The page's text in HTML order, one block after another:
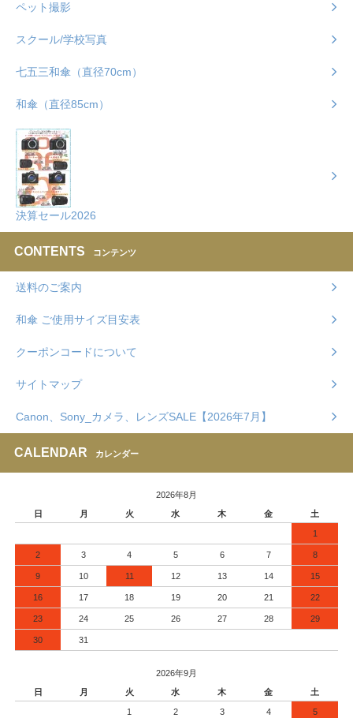
ペット撮影
スクール/学校写真
七五三和傘（直径70cm）
和傘（直径85cm）
決算セール2026
CONTENTS コンテンツ
送料のご案内
和傘 ご使用サイズ目安表
クーポンコードについて
サイトマップ
Canon、Sony_カメラ、レンズSALE【2026年7月】
CALENDAR カレンダー
2026年8月
日
月 火 水 木 金 土
1
2 3 4 5 6 7 8
9 10 11 12 13 14 15
16 17 18 19 20 21 22
23 24 25 26 27 28 29
30 31
2026年9月
日
月 火 水 木 金 土
1 2 3 4 5